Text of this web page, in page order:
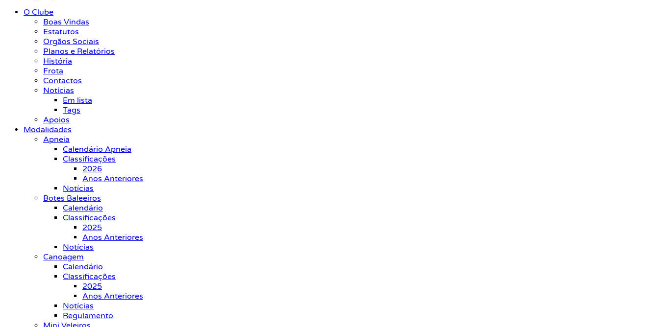
O Clube
Boas Vindas
Estatutos
Orgãos Sociais
Planos e Relatórios
História
Frota
Contactos
Notícias
Em lista
Tags
Apoios
Modalidades
Apneia
Calendário Apneia
Classificações
2026
Anos Anteriores
Notícias
Botes Baleeiros
Calendário
Classificações
2025
Anos Anteriores
Notícias
Canoagem
Calendário
Classificações
2025
Anos Anteriores
Notícias
Regulamento